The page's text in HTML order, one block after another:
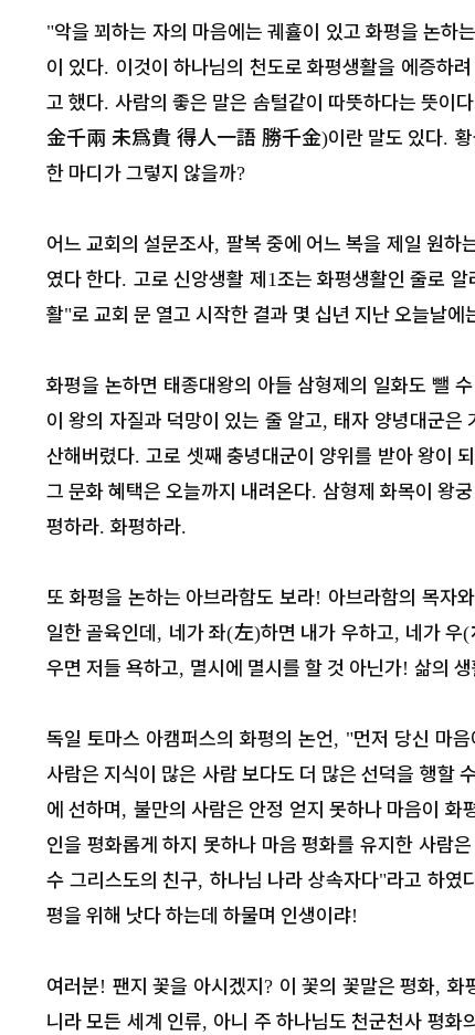
"악을 꾀하는 자의 마음에는 궤휼이 있고 화평을 논하
이 있다. 이것이 하나님의 천도로 화평생활을 에증하
고 했다.사람의 좋은 말은 솜털같이 따뜻하다는 뜻이다
金千兩 未爲貴 得人一語 勝千金)이란 말도 있다.
한 마디가 그렇지 않을까?
어느 교회의 설문조사, 팔복 중에 어느 복을 제일 원하
였다 한다. 고로 신앙생활 제 1조는 화평생활인 줄로 알
활"로 교회 문 열고 시작한 결과 몇 십년 지난 오늘날
화평을 논하면 태종대왕의 아들 삼형제의 일화도 뺄
이 왕의 자질과 덕망이 있는 줄 알고, 태자 양녕대군은
산해버렸다.고로 셋째 충녕대군이 양위를 받아 왕이
그 문화 혜택은 오늘까지 내려온다.삼형제 화목이 왕
평하라. 화평하라.
또 화평을 논하는 아브라함도 보라! 아브라함의 목자
일한 골육인데 , 네가 좌(左)하면 내가 우하고, 네가 우(
우면 저들 욕하고, 멸시에 멸시를 할 것 아닌가! 삶의 생
독일 토마스 아캠퍼스의 화평의 논언, "먼저 당신 마
사람은 지식이 많은 사람 보다도 더 많은 선덕을 행할
에 선하며 , 불만의 사람은 안정 얻지 못하나 마음이 화
인을 평화롭게 하지 못하나 마음 평화를 유지한 사람
수 그리스도의 친구, 하나님 나라 상속자다"라고 하였
평을 위해 낫다 하는데 하물며 인생이랴!
여러분! 팬지 꽃을 아시겠지 ? 이 꽃의 꽃말은 평화,화
니라 모든 세계 인류, 아니 주 하나님도 천군천사 평화